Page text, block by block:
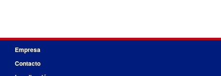
Empresa
Contacto